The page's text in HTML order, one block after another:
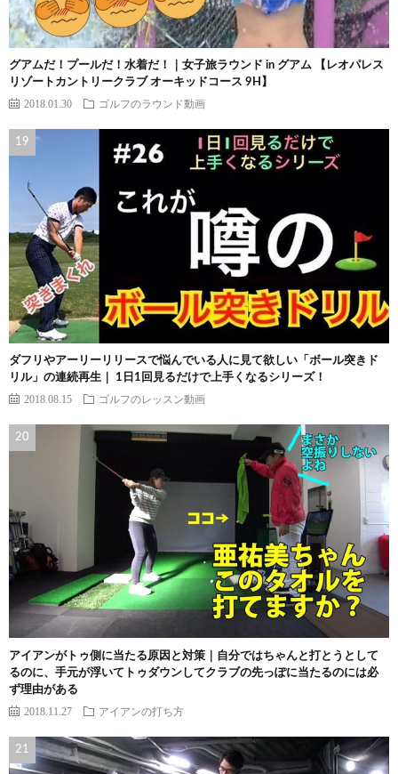
グアムだ！プールだ！水着だ！｜女子旅ラウンド in グアム 【レオパレス
リゾートカントリークラブ オーキッドコース 9H】
2018.01.30 ゴルフのラウンド動画
ダフリやアーリーリリースで悩んでいる人に見て欲しい「ボール突きド
リル」の連続再生｜ 1日1回見るだけで上手くなるシリーズ！
2018.08.15 ゴルフのレッスン動画
アイアンがトゥ側に当たる原因と対策｜自分ではちゃんと打とうとして
るのに、手元が浮いてトゥダウンしてクラブの先っぽに当たるのには必
ず理由がある
2018.11.27 アイアンの打ち方